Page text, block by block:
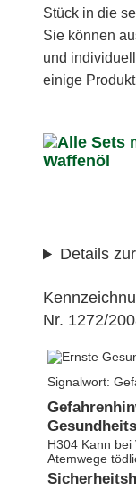
Stück in die
Sie können
und
einige
Details
Nr. 1272/
Signalwort:
H304 Kann
Atemwege